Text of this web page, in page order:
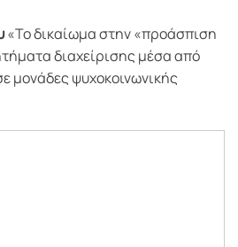
«Το δικαίωμα στην «προάσπιση
διαχείρισης μέσα από
μονάδες ψυχοκοινωνικής